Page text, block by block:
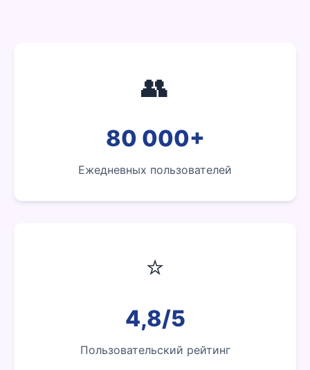
👥
80 000+
Ежедневных пользователей
⭐
4,8/5
Пользовательский рейтинг